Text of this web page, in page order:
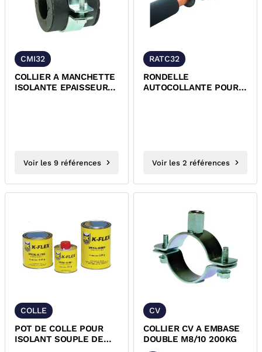
CMI32
COLLIER A MANCHETTE
ISOLANTE EPAISSEUR
Voir les 9 références
RATC32
RONDELLE
AUTOCOLLANTE POUR
Voir les 2 références
COLLE
POT DE COLLE POUR
ISOLANT SOUPLE DE
CV
COLLIER CV A EMBASE
DOUBLE M8/10 200KG